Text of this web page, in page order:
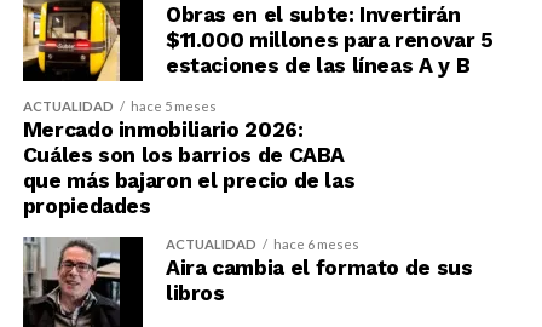
Obras en el subte: Invertirán
$11.000 millones para renovar 5
estaciones de las líneas A y B
ACTUALIDAD hace 5 meses
Mercado inmobiliario 2026:
Cuáles son los barrios de CABA
que más bajaron el precio de las
propiedades
ACTUALIDAD hace 6 meses
Aira cambia el formato de sus
libros